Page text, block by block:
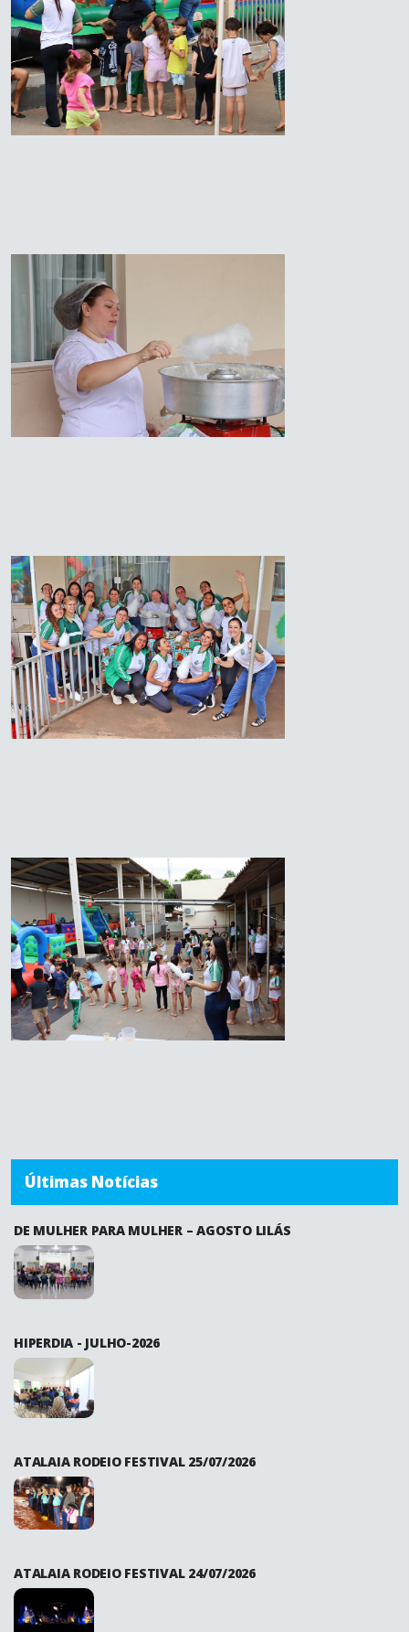
Últimas Notícias
DE MULHER PARA MULHER – AGOSTO LILÁS
HIPERDIA - JULHO-2026
ATALAIA RODEIO FESTIVAL 25/07/2026
ATALAIA RODEIO FESTIVAL 24/07/2026